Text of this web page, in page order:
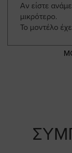
Αν είστε
μικρότερο.
Το μοντέλο